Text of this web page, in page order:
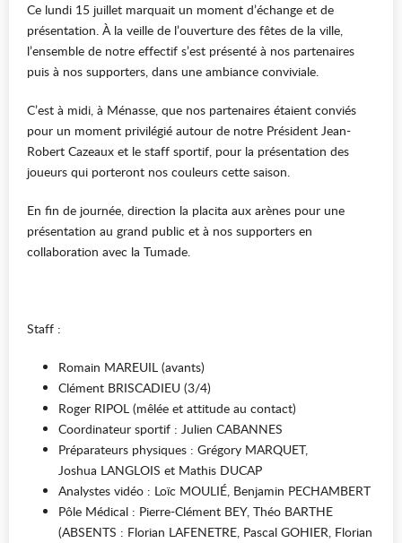
Ce lundi 15 juillet marquait un moment d’échange et de
présentation. À la veille de l’ouverture des fêtes de la ville,
l’ensemble de notre effectif s’est présenté à nos partenaires
puis à nos supporters, dans une ambiance conviviale.
C’est à midi, à Ménasse, que nos partenaires étaient conviés
pour un moment privilégié autour de notre Président Jean-
Robert Cazeaux et le staff sportif, pour la présentation des
joueurs qui porteront nos couleurs cette saison.
En fin de journée, direction la placita aux arènes pour une
présentation au grand public et à nos supporters en
collaboration avec la Tumade.
Staff :
Romain MAREUIL (avants)
Clément BRISCADIEU (3/4)
Roger RIPOL (mêlée et attitude au contact)
Coordinateur sportif : Julien CABANNES
Préparateurs physiques : Grégory MARQUET,
Joshua LANGLOIS et Mathis DUCAP
Analystes vidéo : Loïc MOULIÉ, Benjamin PECHAMBERT
Pôle Médical : Pierre-Clément BEY, Théo BARTHE
(ABSENTS : Florian LAFENETRE, Pascal GOHIER, Florian